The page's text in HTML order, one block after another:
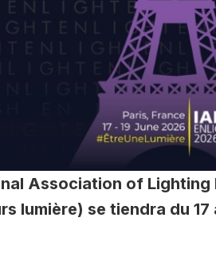
Association of
lumière) se tiendra du 17